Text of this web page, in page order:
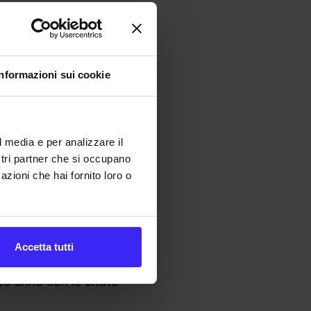
sui cookie
e per analizzare il
partner che si occupano
che hai fornito loro o
Accetta tutti
per singolo
materiale nel
della
di calcolo vigente
come base
rispetto al
anno con le citate